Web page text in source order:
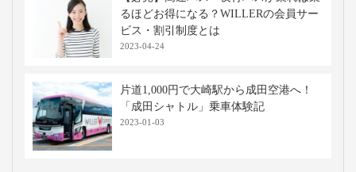
るほどお得になる？WILLERの会員サー
ビス・割引制度とは
2023-04-24
片道1,000円で大崎駅から成田空港へ！
「成田シャトル」乗車体験記
2023-01-03